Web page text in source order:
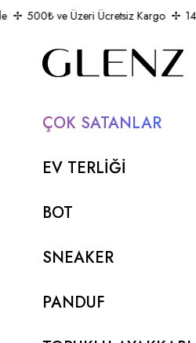
500₺ ve Üzeri Ücretsiz Kargo 14
ÇOK SATANLAR
EV TERLİĞİ
BOT
SNEAKER
PANDUF